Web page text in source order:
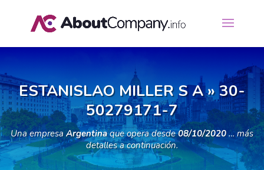
ESTANISLAO MILLER S A » 30-
50279171-7
Una empresaArgentinaque opera desde08/10/2020… más
detalles a continuación.